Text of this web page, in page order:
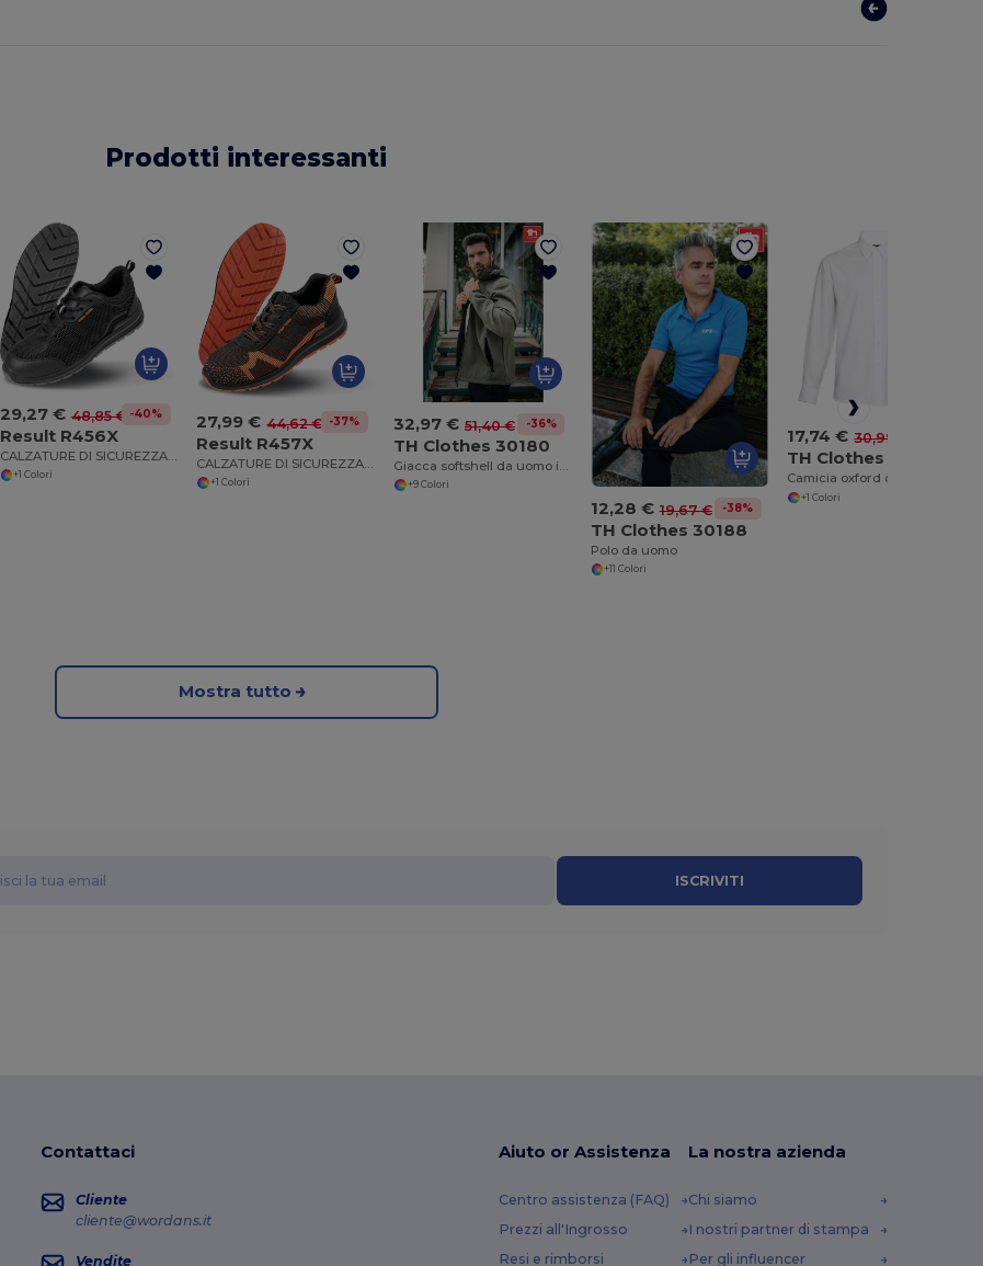
Prodotti interessanti
29,27 € 48,85 € -40%
Result R456X
CALZATURE DI SICUREZZA "SAFETY TRAINER"
+1 Colori
27,99 € 44,62 € -37%
Result R457X
+1 Colori
32,97 € 51,40 € -36%
TH Clothes 30180
+9 Colori
12,28 € 19,67 € -38%
TH Clothes 30188
Polo da uomo
+11 Colori
17,74 € 30,99 €
TH Clothes 30196
Camicia oxford da uomo
+1 Colori
Mostra tutto
ISCRIVITI
Contattaci
Cliente
cliente@wordans.it
Vendite
Aiuto or Assistenza
Centro assistenza (FAQ)
Prezzi all'Ingrosso
Resi e rimborsi
La nostra azienda
Chi siamo
I nostri partner di stampa
Per gli influencer